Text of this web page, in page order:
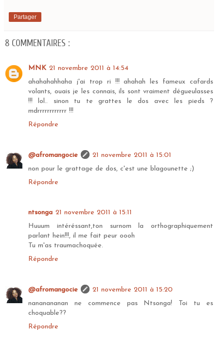
Partager
8 COMMENTAIRES :
MNK 21 novembre 2011 à 14:54
ahahahahhaha j'ai trop ri !!! ahahah les fameux cafards
volants, ouais je les connais, ils sont vraiment dégueulasses
!!! lol.. sinon tu te grattes le dos avec les pieds ?
mdrrrrrrrrrrrr !!!
Répondre
@afromangocie
21 novembre 2011 à 15:01
non pour le grattage de dos, c'est une blagounette ;)
Répondre
ntsonga 21 novembre 2011 à 15:11
Huuum intéréssant,ton surnom la orthographiquement
parlant hein!!!, il me fait peur oooh
Tu m'as traumachoquée.
Répondre
@afromangocie
21 novembre 2011 à 15:20
nananananan ne commence pas Ntsonga! Toi tu es
choquable??
Répondre